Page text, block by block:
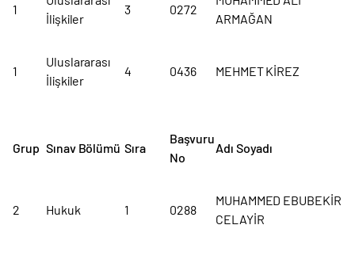
1
İlişkiler
3 0272
ARMAĞAN
1
Uluslararası
İlişkiler
4 0436 MEHMET KİREZ
Grup Sınav Bölümü Sıra
Başvuru
No
Adı Soyadı
2 Hukuk 1 0288
MUHAMMED EBUBEKİR
CELAYİR